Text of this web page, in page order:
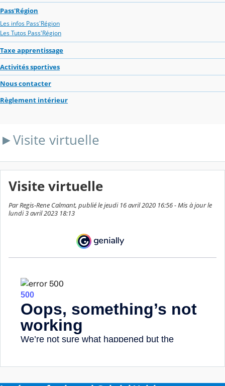
Pass'Région
Les infos Pass'Région
Les Tutos Pass'Région
Taxe apprentissage
Activités sportives
Nous contacter
Règlement intérieur
►Visite virtuelle
Visite virtuelle
Par Regis-Rene Calmant, publié le jeudi 16 avril 2020 16:56 - Mis à jour le
lundi 3 avril 2023 18:13